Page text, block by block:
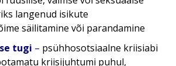
langenud isikute
säilitamine või parandamine
tugi – psühhosotsiaalne kriisiabi
kriisijuhtumi puhul,